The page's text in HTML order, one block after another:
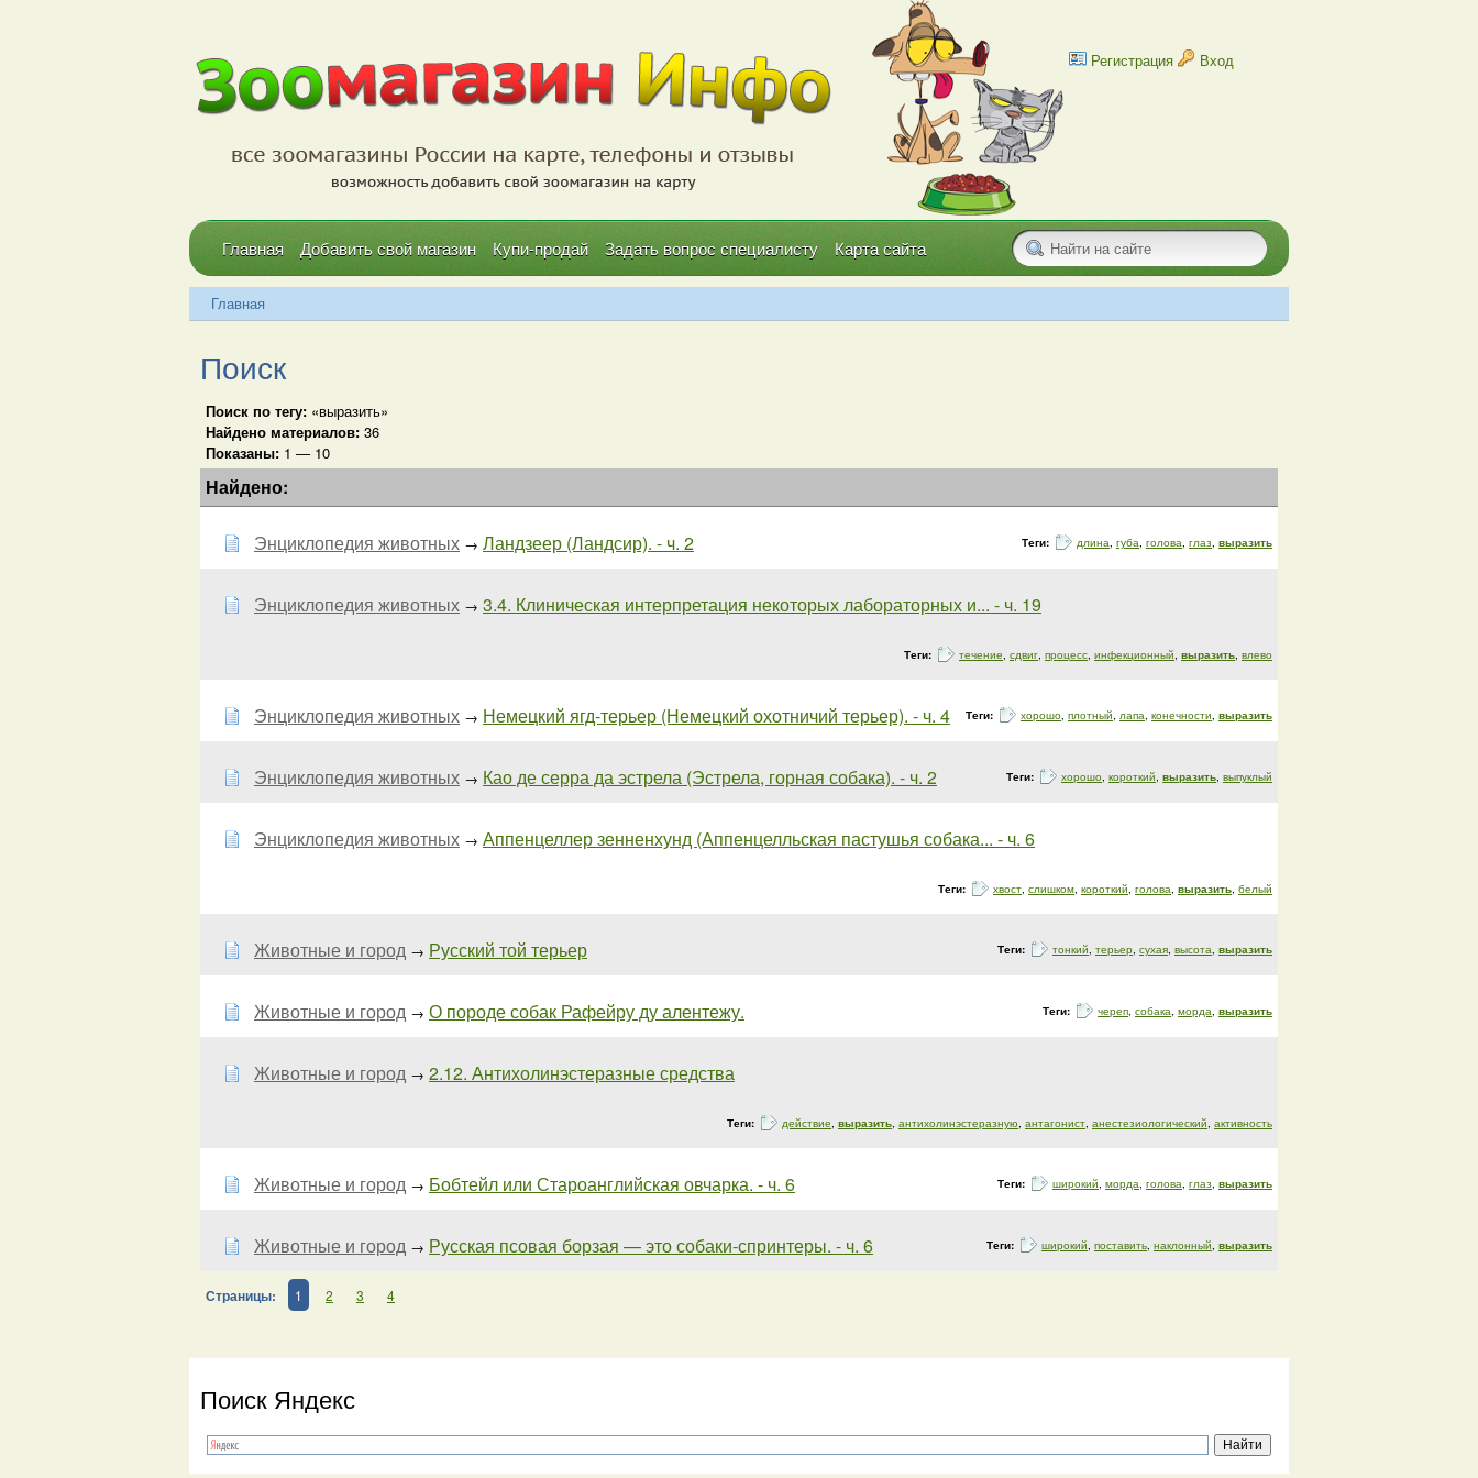
Регистрация Вход
Главная Добавить свой магазин Купи-продай Задать вопрос специалисту Карта сайта
Главная
Поиск
Поиск по тегу: «выразить»
Найдено материалов: 36
Показаны: 1 — 10
Найдено:
Энциклопедия животных → Ландзеер (Ландсир). - ч. 2 Теги: длина, губа, голова, глаз, выразить
Энциклопедия животных → 3.4. Клиническая интерпретация некоторых лабораторных и... - ч. 19
Теги: течение, сдвиг, процесс, инфекционный, выразить, влево
Энциклопедия животных → Немецкий ягд-терьер (Немецкий охотничий терьер). - ч. 4 Теги: хорошо, плотный, лапа, конечности, выразить
Энциклопедия животных → Као де серра да эстрела (Эстрела, горная собака). - ч. 2 Теги: хорошо, короткий, выразить, выпуклый
Энциклопедия животных → Аппенцеллер зенненхунд (Аппенцелльская пастушья собака... - ч. 6
Теги: хвост, слишком, короткий, голова, выразить, белый
Животные и город → Русский той терьер Теги: тонкий, терьер, сухая, высота, выразить
Животные и город → О породе собак Рафейру ду алентежу. Теги: череп, собака, морда, выразить
Животные и город → 2.12. Антихолинэстеразные средства
Теги: действие, выразить, антихолинэстеразную, антагонист, анестезиологический, активность
Животные и город → Бобтейл или Староанглийская овчарка. - ч. 6 Теги: широкий, морда, голова, глаз, выразить
Животные и город → Русская псовая борзая — это собаки-спринтеры. - ч. 6 Теги: широкий, поставить, наклонный, выразить
Страницы: 1 2 3 4
Поиск Яндекс